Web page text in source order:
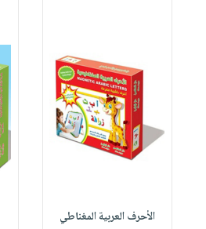
الأحرف العربية المغناطي